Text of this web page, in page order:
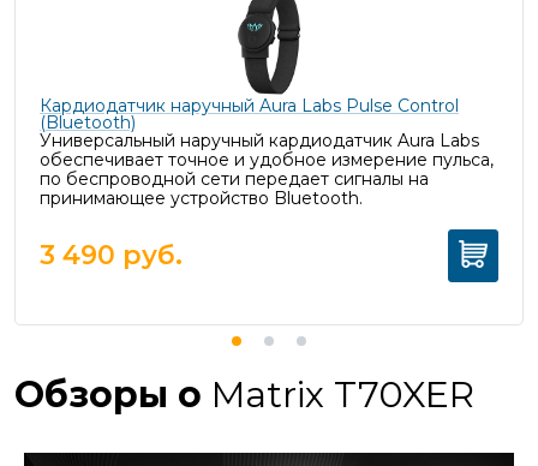
Кардиодатчик наручный Aura Labs Pulse Control
(Bluetooth)
Универсальный наручный кардиодатчик Aura Labs
обеспечивает точное и удобное измерение пульса,
по беспроводной сети передает сигналы на
принимающее устройство Bluetooth.
3 490 руб.
Обзоры о Matrix T70XER